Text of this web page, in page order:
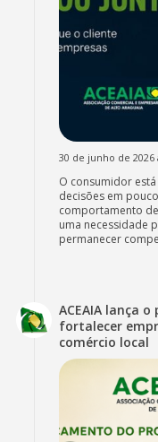
30 de junho de 2026
O consumidor
decisões em
comportamento
uma necessidade
permanecer
ACEAIA lança
fortalecer
comércio local